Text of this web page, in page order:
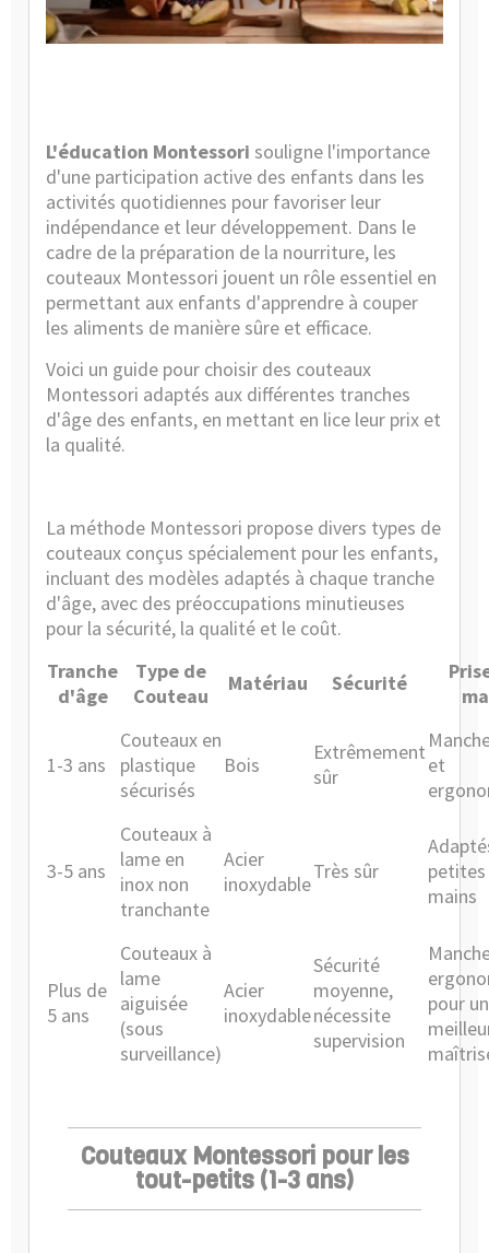
L'éducation Montessori souligne l'importance
d'une participation active des enfants dans les
activités quotidiennes pour favoriser leur
indépendance et leur développement. Dans le
cadre de la préparation de la nourriture, les
couteaux Montessori jouent un rôle essentiel en
permettant aux enfants d'apprendre à couper
les aliments de manière sûre et efficace.
Voici un guide pour choisir des couteaux
Montessori adaptés aux différentes tranches
d'âge des enfants, en mettant en lice leur prix et
la qualité.
La méthode Montessori propose divers types de
couteaux conçus spécialement pour les enfants,
incluant des modèles adaptés à chaque tranche
d'âge, avec des préoccupations minutieuses
pour la sécurité, la qualité et le coût.
Tranche
d'âge
Type de
Couteau
Matériau Sécurité
1-3 ans
Couteaux en
plastique
sécurisés
Bois
Extrêmement
sûr
et
3-5 ans
Couteaux à
lame en
inox non
tranchante
Acier
inoxydable
Très sûr
petites
mains
Plus de
5 ans
Couteaux à
lame
aiguisée
(sous
surveillance)
Acier
inoxydable
Sécurité
moyenne,
nécessite
supervision
pour
Couteaux Montessori pour les
tout-petits (1-3 ans)